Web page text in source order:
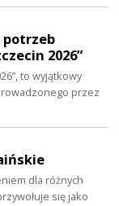
potrzeb
2026”
to wyjątkowy
przez
dla różnych
się jako